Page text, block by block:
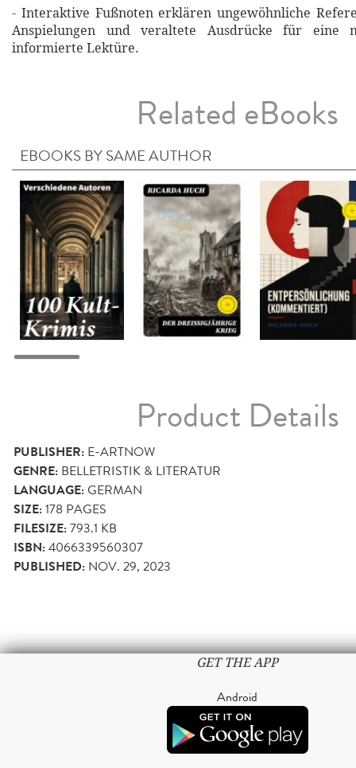
- Interaktive Fußnoten erklären ungewöhnliche
Anspielungen und veraltete Ausdrücke für eine
informierte Lektüre.
Related eBooks
EBOOKS BY SAME AUTHOR
Product Details
PUBLISHER: E-ARTNOW
GENRE: BELLETRISTIK & LITERATUR
LANGUAGE:GERMAN
SIZE:178 PAGES
FILESIZE:793.1 KB
ISBN:4066339560307
PUBLISHED: NOV. 29, 2023
GET THE APP
Android